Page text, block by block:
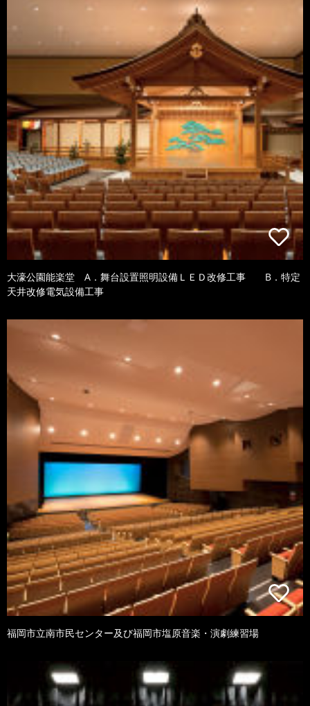
大濠公園能楽堂 A．舞台設置照明設備ＬＥＤ改修工事 B．特定
天井改修電気設備工事
福岡市立南市民センター及び福岡市塩原音楽・演劇練習場